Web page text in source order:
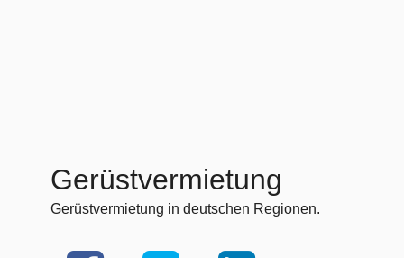
Gerüstvermietung
Gerüstvermietung in deutschen Regionen.